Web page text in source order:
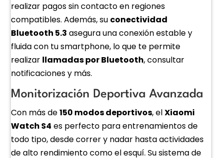
realizar pagos sin contacto en regiones
compatibles. Además, su conectividad
Bluetooth 5.3 asegura una conexión estable y
fluida con tu smartphone, lo que te permite
realizar llamadas por Bluetooth, consultar
notificaciones y más.
Monitorización Deportiva Avanzada
Con más de150 modos deportivos, elXiaomi
Watch S4 es perfecto para entrenamientos de
todo tipo, desde correr y nadar hasta actividades
de alto rendimiento como el esquí. Su sistema de